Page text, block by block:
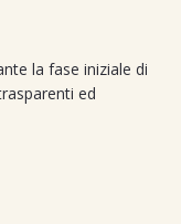
la fase iniziale di
ed